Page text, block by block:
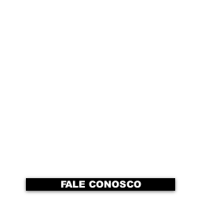
FALE CONOSCO